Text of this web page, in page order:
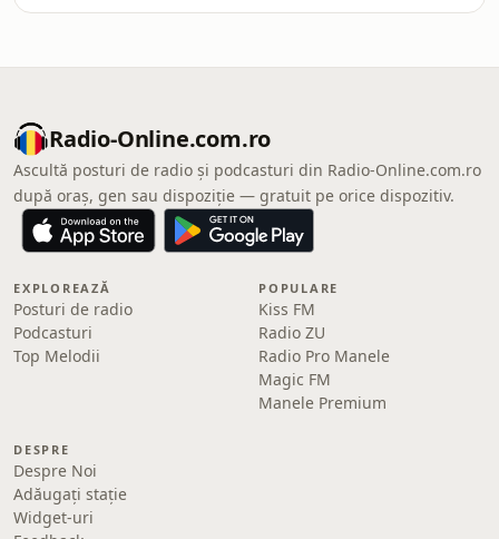
Radio-Online.com.ro
Ascultă posturi de radio și podcasturi din Radio-Online.com.ro
după oraș, gen sau dispoziție — gratuit pe orice dispozitiv.
EXPLOREAZĂ
Posturi de radio
Podcasturi
Top Melodii
POPULARE
Kiss FM
Radio ZU
Radio Pro Manele
Magic FM
Manele Premium
DESPRE
Despre Noi
Adăugați stație
Widget-uri